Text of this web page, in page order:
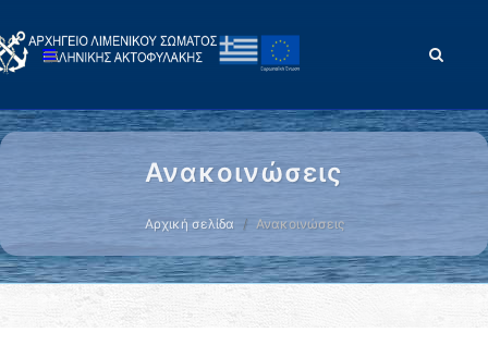
Ανακοινώσεις
Αρχική σελίδα Ανακοινώσεις